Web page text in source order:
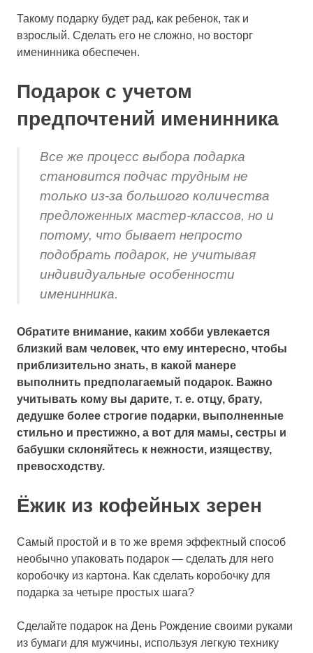
Такому подарку будет рад, как ребенок, так и
взрослый. Сделать его не сложно, но восторг
именинника обеспечен.
Подарок с учетом
предпочтений именинника
Все же процесс выбора подарка
становится подчас трудным не
только из-за большого количества
предложенных мастер-классов, но и
потому, что бывает непросто
подобрать подарок, не учитывая
индивидуальные особенности
именинника.
Обратите внимание, каким хобби увлекается
близкий вам человек, что ему интересно, чтобы
приблизительно знать, в какой манере
выполнить предполагаемый подарок. Важно
учитывать кому вы дарите, т. е. отцу, брату,
дедушке более строгие подарки, выполненные
стильно и престижно, а вот для мамы, сестры и
бабушки склоняйтесь к нежности, изяществу,
превосходству.
Ёжик из кофейных зерен
Самый простой и в то же время эффектный способ
необычно упаковать подарок — сделать для него
коробочку из картона. Как сделать коробочку для
подарка за четыре простых шага?
Сделайте подарок на День Рождение своими руками
из бумаги для мужчины, используя легкую технику